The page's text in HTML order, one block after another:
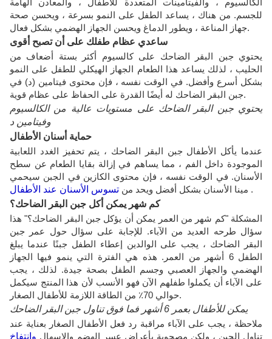
الكالسيوم ، والفيتامينات المتعددة للأطفال ، والمعادن الهامة
للجسم. من هناك ، يساعد الطفل على النمو بسرعة ، ويحسن صحة
جهاز المناعة ، ويطور الدماغ ويحسن الجهاز الهضمي بشكل فعال.
ساعدي عظام طفلك على أن تصبح أقوى
يحتوي جبن البقر الضاحك على كالسيوم أكثر بستة أضعاف من
الحليب ، لذلك يساعد هذا الطعام الجهاز الهيكلي للطفل على النمو
بشكل أسرع وأفضل. في الوقت نفسه ، فإن محتوى فيتامين (د) في
جبن البقر الضاحك له أيضًا القدرة على الحفاظ على عظام قوية.
يحتوي جبن البقر الضاحك على مستويات عالية من الكالسيوم
وفيتامين د
حماية أسنان الأطفال
عندما يأكل الأطفال جبن البقر الضاحك ، يتم تحفيز الغدد اللعابية
الموجودة داخل الفم ، مما يساهم في إزالة بقايا الطعام عن سطح
الأسنان. في الوقت نفسه ، فإن محتوى الكازين في الجبن سيحمي
مينا الأسنان بشكل أفضل ويحد من تسوس الأسنان عند الأطفال
.
كم شهر يمكن أكل جبن البقر الضاحك؟
المشكلة "كم شهر من العمر يمكن أن يؤكل جبن البقر الضاحك؟" هذا
سؤال طرحه العديد من الآباء. للإجابة على سؤال حول عمر جبن
البقر الضاحك ، يجب على الوالدين إعطاء الطفل جبنًا عندما يبلغ
الطفل 6 أشهر من العمر. هذه هي الفترة التي ينمو فيها الجهاز
الهضمي والجهاز العصبي وجسم الطفل بصحة جيدة. لذلك ، يجب
على الآباء أن يكملوا طفلهم الآن فهو الأنسب لأن هذا المنتج سيكمل
حوالي 70٪ من الطاقة اللازمة للأطفال الصغار.
يمكن للأطفال بعمر 6 أشهر فما فوق تناول جبن البقر الضاحك
ملاحظة ، يجب على الآباء مراقبة رد فعل الأطفال الصغار بعناية عند
تناول الجبن ، ولكن مصحوبة بأعراض عسر الهضم والإسهال وانتفاخ